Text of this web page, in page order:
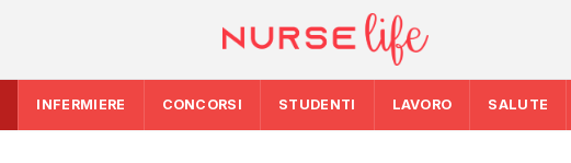
INFERMIERE CONCORSI STUDENTI LAVORO SALUTE